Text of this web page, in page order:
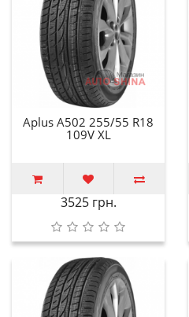
Aplus A502 255/55 R18
109V XL
3525 грн.